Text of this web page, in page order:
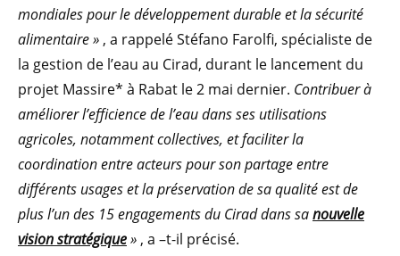
mondiales pour le développement durable et la sécurité
alimentaire» , a rappelé Stéfano Farolfi, spécialiste de
la gestion de l’eau au Cirad, durant le lancement du
projet Massire* à Rabat le 2 mai dernier. Contribuer à
améliorer l’efficience de l’eau dans ses utilisations
agricoles, notamment collectives, et faciliter la
coordination entre acteurs pour son partage entre
différents usages et la préservation de sa qualité est de
plus l’un des 15 engagements du Cirad dans sanouvelle
vision stratégique» , a –t-il précisé.